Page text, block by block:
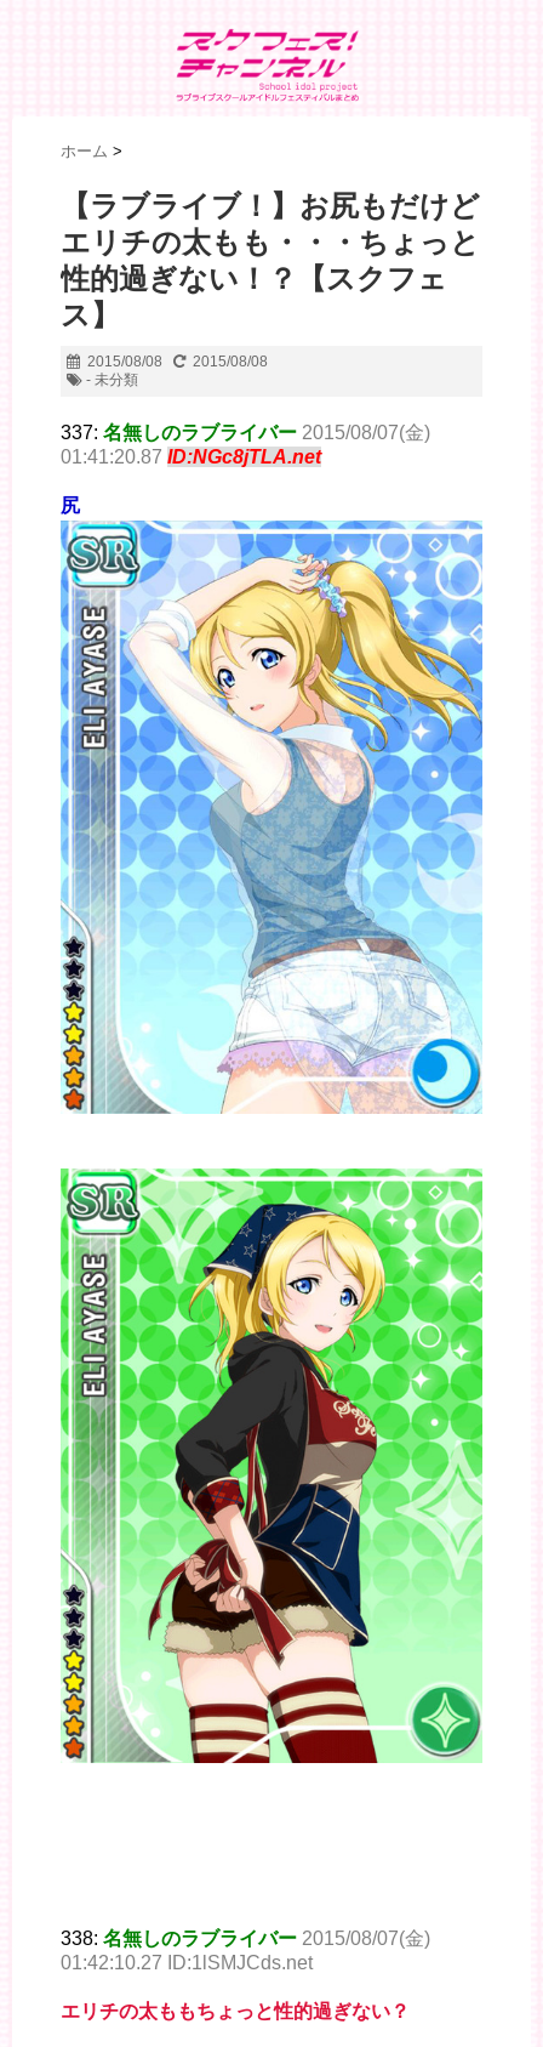
ホーム >
【ラブライブ！】お尻もだけど
エリチの太もも・・・ちょっと
性的過ぎない！？【スクフェ
ス】
2015/08/08
2015/08/08
- 未分類
337: 名無しのラブライバー 2015/08/07(金)
01:41:20.87 ID:NGc8jTLA.net
尻
338: 名無しのラブライバー 2015/08/07(金)
01:42:10.27 ID:1lSMJCds.net
エリチの太ももちょっと性的過ぎない？